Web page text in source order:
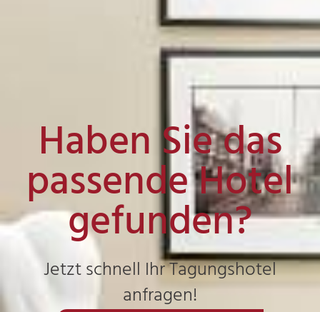
Haben Sie das
passende Hotel
gefunden?
Jetzt schnell Ihr Tagungshotel
anfragen!